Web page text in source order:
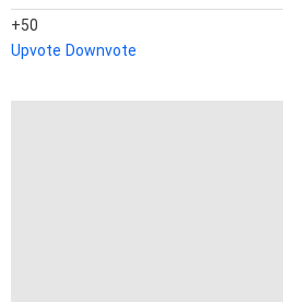
50
Upvote Downvote